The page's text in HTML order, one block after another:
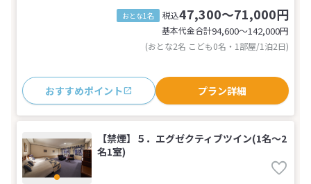
おとな1名 税込47,300～71,000円
基本代金合計94,600〜142,000円
(おとな2名 こども0名・1部屋/1泊2日)
おすすめポイント プラン詳細
【禁煙】５．エグゼクティブツイン(1名～2
名1室)